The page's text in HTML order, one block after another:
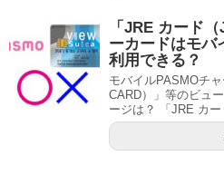
「JRE カード
ーカードはモバ
利用できる？
モバイルPASMOチ
CARD）」等のビュ
ージは？ 「JRE カー